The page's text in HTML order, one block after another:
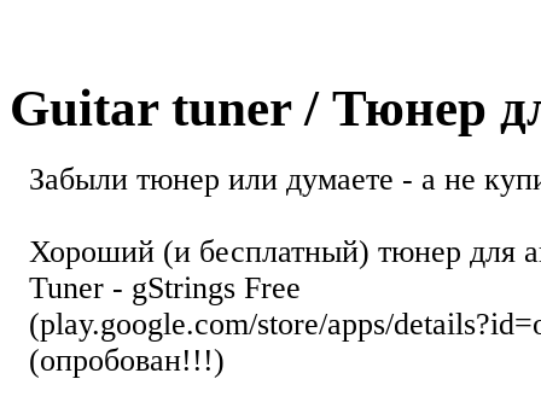
Guitar tuner / Тюнер
Забыли тюнер или думаете - а не
Хороший (и бесплатный) тюнер для
Tuner - gStrings Free
(play.google.com/store/apps/
(опробован!!!)